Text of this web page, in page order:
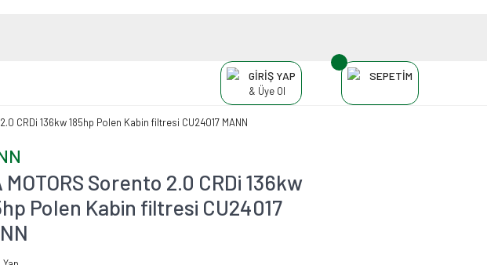
GİRİŞ YAP
& Üye Ol
SEPETİM
CRDi 136kw 185hp Polen Kabin filtresi CU24017 MANN
MOTORS Sorento 2.0 CRDi 136kw
Polen Kabin filtresi CU24017